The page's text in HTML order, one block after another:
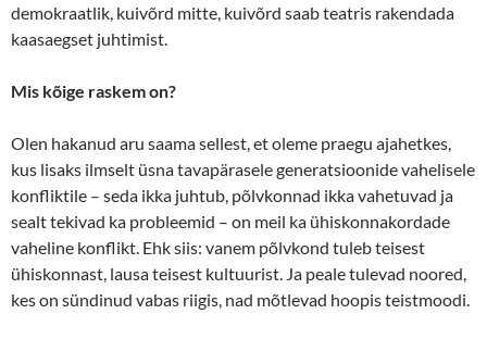
demokraatlik, kuivõrd mitte, kuivõrd saab teatris rakendada
kaasaegset juhtimist.
Mis kõige raskem on?
Olen hakanud aru saama sellest, et oleme praegu ajahetkes,
kus lisaks ilmselt üsna tavapärasele generatsioonide vahelisele
konfliktile – seda ikka juhtub, põlvkonnad ikka vahetuvad ja
sealt tekivad ka probleemid – on meil ka ühiskonnakordade
vaheline konflikt. Ehk siis: vanem põlvkond tuleb teisest
ühiskonnast, lausa teisest kultuurist. Ja peale tulevad noored,
kes on sündinud vabas riigis, nad mõtlevad hoopis teistmoodi.